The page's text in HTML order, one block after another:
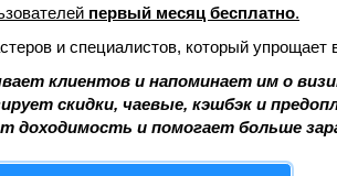
первый месяц бесплатно.
и специалистов, который упрощает
клиентов и напоминает им о
скидки, чаевые, кэшбэк и
доходимость и помогает больше